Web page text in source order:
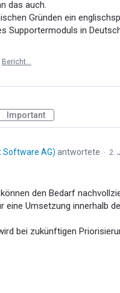
das auch.
Gründen ein
Supportermoduls in
Bericht…
Important
Software AG) antwortete · 2.
den Bedarf
Umsetzung innerhalb
bei zukünftigen